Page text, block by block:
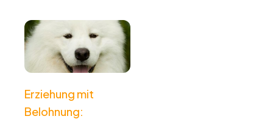
Erziehung mit
Belohnung: